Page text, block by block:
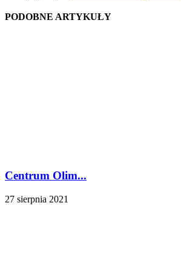
PODOBNE ARTYKUŁY
Centrum Olim...
27 sierpnia 2021